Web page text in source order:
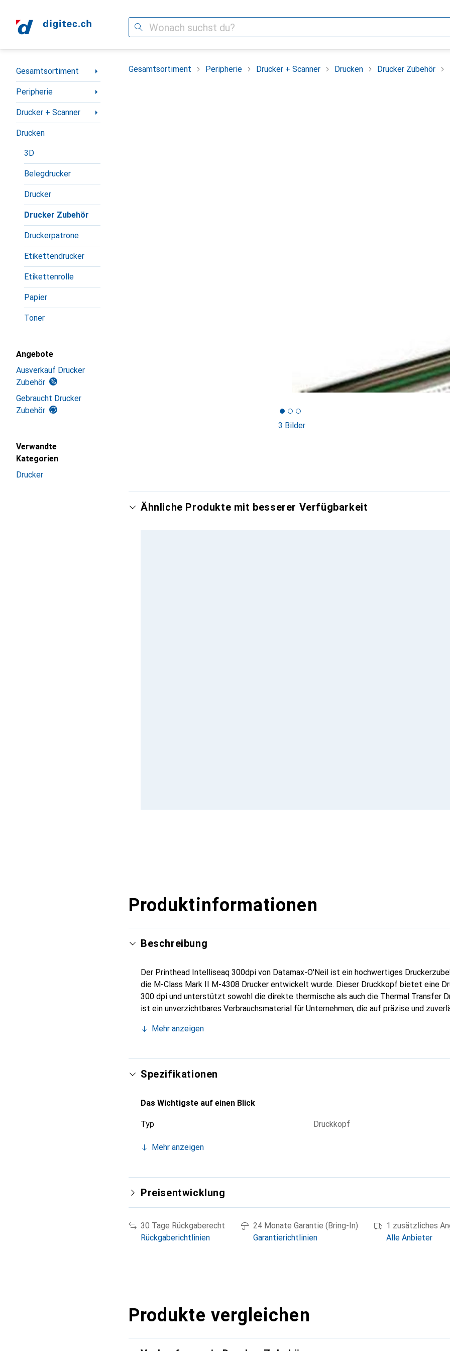
Suche
Navigation nach Kategorien
Gesamtsortiment
Peripherie
Drucker + Scanner
Drucken
3D
Belegdrucker
Drucker
Drucker Zubehör
Druckerpatrone
Etikettendrucker
Etikettenrolle
Papier
Toner
Angebote
Ausverkauf Drucker
Zubehör
Gebraucht Drucker
Zubehör
Verwandte
Kategorien
Drucker
Gesamtsortiment Peripherie Drucker + Scanner Drucken Drucker Zubehör
3 Bilder
Ähnliche Produkte mit besserer Verfügbarkeit
Produktinformationen
Beschreibung
Der Printhead Intelliseaq 300dpi von Datamax-O'Neil ist ein hochwertiges
die M-Class Mark II M-4308 Drucker entwickelt wurde. Dieser Druckkopf bietet eine
300 dpi und unterstützt sowohl die direkte thermische als auch die Thermal Transfer
ist ein unverzichtbares Verbrauchsmaterial für Unternehmen, die auf präzise und
Druckqualität und Langlebigkeit, was ihn zu einer idealen Wahl für verschiedene
eine sichere Lagerung und Handhabung ermöglicht. Die Kompatibilität mit dem
4308 sorgt dafür, dass dieser Druckkopf nahtlos in bestehende Drucksysteme integriert
Mehr anzeigen
Spezifikationen
Das Wichtigste auf einen Blick
Typ Druckkopf
Mehr anzeigen
Preisentwicklung
30 Tage Rückgaberecht
Rückgaberichtlinien
24 Monate Garantie (Bring-In)
Garantierichtlinien
1 zusätzliches
Alle Anbieter
Produkte vergleichen